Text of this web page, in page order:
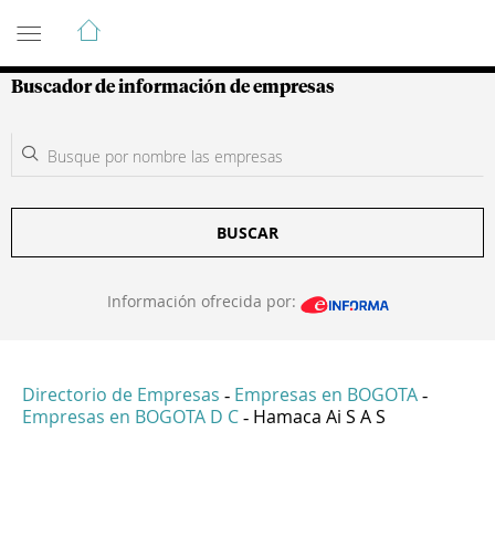
Guía de Empresas Colombianas
Buscador de información de empresas
BUSCAR
Información ofrecida por:
Directorio de Empresas - Empresas en BOGOTA -
Empresas en BOGOTA D C - Hamaca Ai S A S